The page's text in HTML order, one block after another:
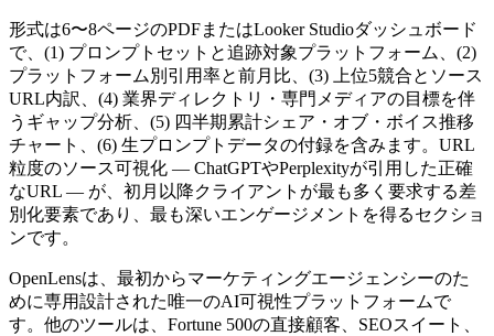
形式は6〜8ページのPDFまたはLooker Studioダッシュボード
で、(1) プロンプトセットと追跡対象プラットフォーム、(2)
プラットフォーム別引用率と前月比、(3) 上位5競合とソース
URL内訳、(4) 業界ディレクトリ・専門メディアの目標を伴
うギャップ分析、(5) 四半期累計シェア・オブ・ボイス推移
チャート、(6) 生プロンプトデータの付録を含みます。URL
粒度のソース可視化 — ChatGPTやPerplexityが引用した正確
なURL — が、初月以降クライアントが最も多く要求する差
別化要素であり、最も深いエンゲージメントを得るセクショ
ンです。
OpenLensは、最初からマーケティングエージェンシーのた
めに専用設計された唯一のAI可視性プラットフォームで
す。他のツールは、Fortune 500の直接顧客、SEOスイート、